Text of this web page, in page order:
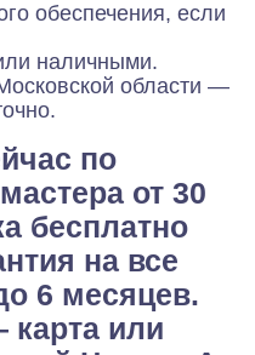
обеспечения, если
наличными.
области —
по
от 30
бесплатно
на все
6 месяцев.
карта или